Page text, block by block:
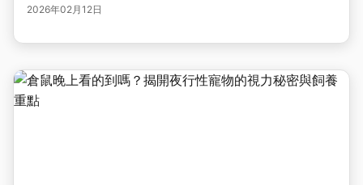
2026年02月12日